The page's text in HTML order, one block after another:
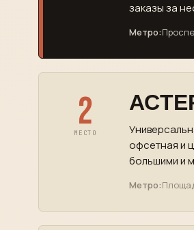
заказы за
Метро:
2
МЕСТО
офсетная и
большими и
Метро: